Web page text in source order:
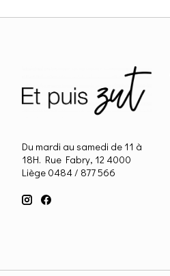
Du mardi au samedi de 11 à
18H. Rue Fabry, 12 4000
Liège 0484 / 877 566